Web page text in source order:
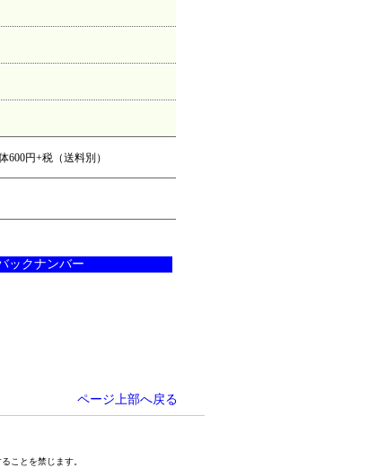
600円+税（送料別）
ックナンバー
ページ上部へ戻る
ことを禁じます。